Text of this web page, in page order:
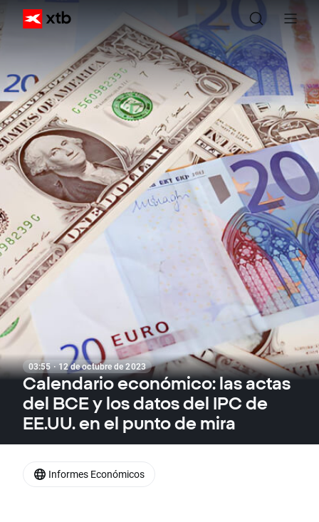
03:55 · 12 de octubre de 2023
Calendario económico: las actas
del BCE y los datos del IPC de
EE.UU. en el punto de mira
Informes Económicos